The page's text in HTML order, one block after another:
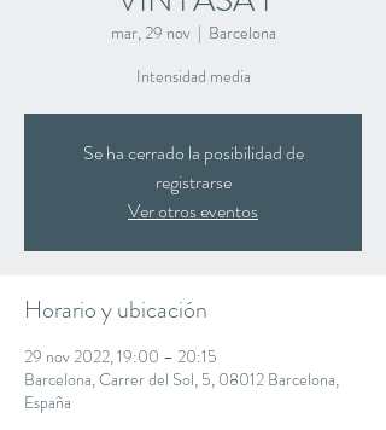
mar, 29 nov
  |
Barcelona
Intensidad media
Se ha cerrado la posibilidad de
registrarse
Ver otros eventos
Horario y ubicación
29 nov 2022, 19:00 – 20:15
Barcelona, Carrer del Sol, 5, 08012 Barcelona,
España